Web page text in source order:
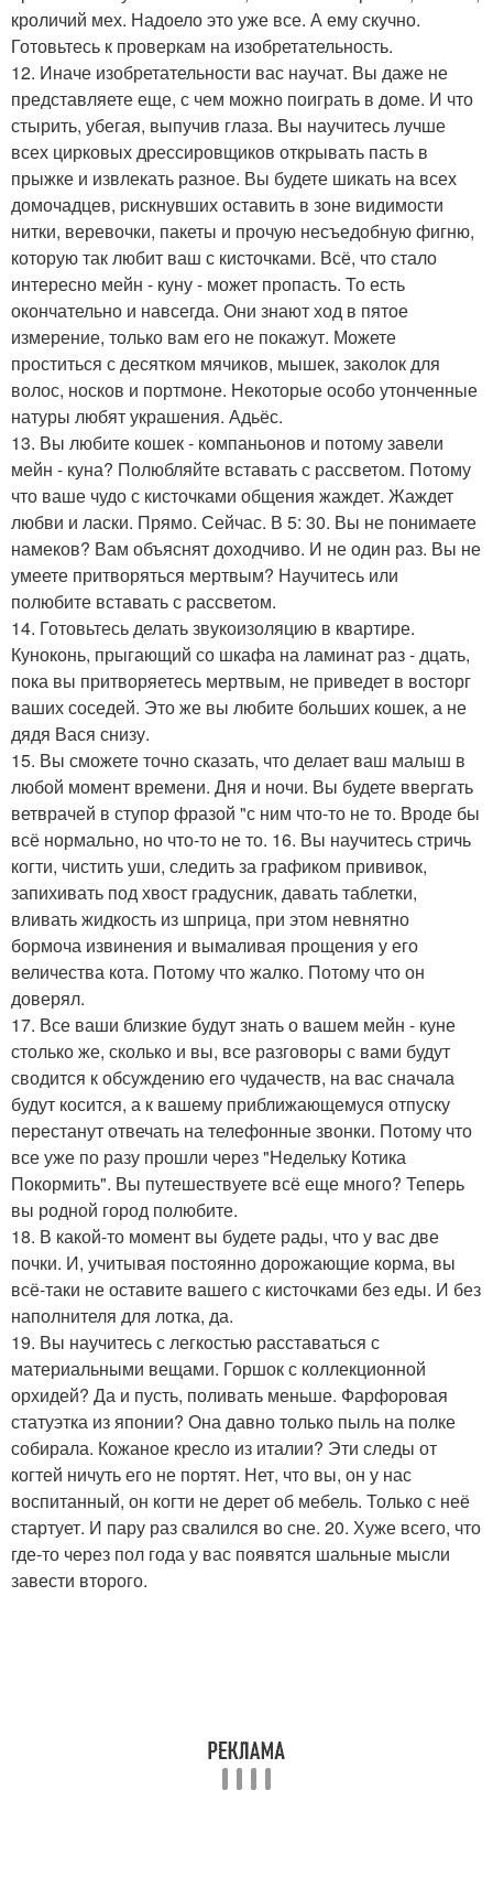
кроличий мех. Надоело это уже все. А ему скучно.
Готовьтесь к проверкам на изобретательность.
12. Иначе изобретательности вас научат. Вы даже не
представляете еще, с чем можно поиграть в доме. И что
стырить, убегая, выпучив глаза. Вы научитесь лучше
всех цирковых дрессировщиков открывать пасть в
прыжке и извлекать разное. Вы будете шикать на всех
домочадцев, рискнувших оставить в зоне видимости
нитки, веревочки, пакеты и прочую несъедобную фигню,
которую так любит ваш с кисточками. Всё, что стало
интересно мейн - куну - может пропасть. То есть
окончательно и навсегда. Они знают ход в пятое
измерение, только вам его не покажут. Можете
проститься с десятком мячиков, мышек, заколок для
волос, носков и портмоне. Некоторые особо утонченные
натуры любят украшения. Адьёс.
13. Вы любите кошек - компаньонов и потому завели
мейн - куна? Полюбляйте вставать с рассветом. Потому
что ваше чудо с кисточками общения жаждет. Жаждет
любви и ласки. Прямо. Сейчас. В 5: 30. Вы не понимаете
намеков? Вам объяснят доходчиво. И не один раз. Вы не
умеете притворяться мертвым? Научитесь или
полюбите вставать с рассветом.
14. Готовьтесь делать звукоизоляцию в квартире.
Куноконь, прыгающий со шкафа на ламинат раз - дцать,
пока вы притворяетесь мертвым, не приведет в восторг
ваших соседей. Это же вы любите больших кошек, а не
дядя Вася снизу.
15. Вы сможете точно сказать, что делает ваш малыш в
любой момент времени. Дня и ночи. Вы будете ввергать
ветврачей в ступор фразой "с ним что-то не то. Вроде бы
всё нормально, но что-то не то. 16. Вы научитесь стричь
когти, чистить уши, следить за графиком прививок,
запихивать под хвост градусник, давать таблетки,
вливать жидкость из шприца, при этом невнятно
бормоча извинения и вымаливая прощения у его
величества кота. Потому что жалко. Потому что он
доверял.
17. Все ваши близкие будут знать о вашем мейн - куне
столько же, сколько и вы, все разговоры с вами будут
сводится к обсуждению его чудачеств, на вас сначала
будут косится, а к вашему приближающемуся отпуску
перестанут отвечать на телефонные звонки. Потому что
все уже по разу прошли через "Недельку Котика
Покормить". Вы путешествуете всё еще много? Теперь
вы родной город полюбите.
18. В какой-то момент вы будете рады, что у вас две
почки. И, учитывая постоянно дорожающие корма, вы
всё-таки не оставите вашего с кисточками без еды. И без
наполнителя для лотка, да.
19. Вы научитесь с легкостью расставаться с
материальными вещами. Горшок с коллекционной
орхидей? Да и пусть, поливать меньше. Фарфоровая
статуэтка из японии? Она давно только пыль на полке
собирала. Кожаное кресло из италии? Эти следы от
когтей ничуть его не портят. Нет, что вы, он у нас
воспитанный, он когти не дерет об мебель. Только с неё
стартует. И пару раз свалился во сне. 20. Хуже всего, что
где-то через пол года у вас появятся шальные мысли
завести второго.